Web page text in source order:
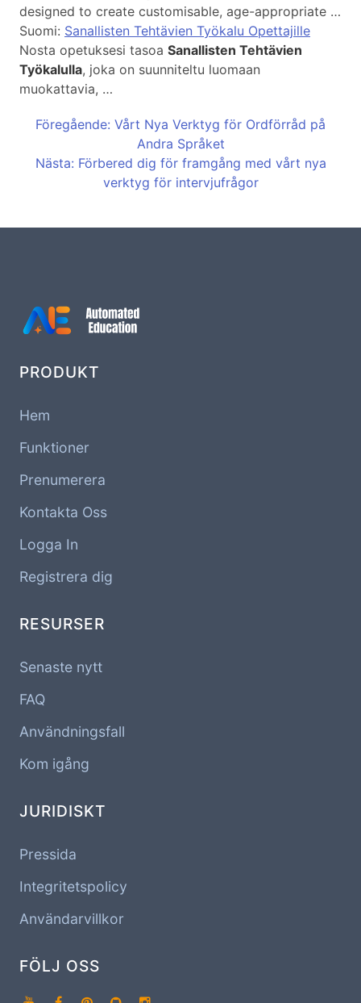
designed to create customisable, age-appropriate …
Suomi: Sanallisten Tehtävien Työkalu Opettajille
Nosta opetuksesi tasoa Sanallisten Tehtävien
Työkalulla, joka on suunniteltu luomaan
muokattavia, …
Föregående: Vårt Nya Verktyg för Ordförråd på
Andra Språket
Nästa: Förbered dig för framgång med vårt nya
verktyg för intervjufrågor
PRODUKT
Hem
Funktioner
Prenumerera
Kontakta Oss
Logga In
Registrera dig
RESURSER
Senaste nytt
FAQ
Användningsfall
Kom igång
JURIDISKT
Pressida
Integritetspolicy
Användarvillkor
FÖLJ OSS